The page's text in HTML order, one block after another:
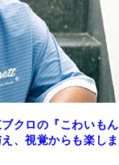
クロの『こわいもん
、視覚からも楽しま